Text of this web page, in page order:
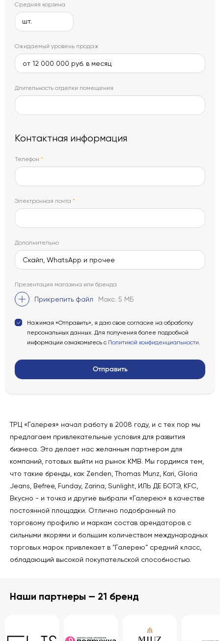
Средняя корзина
шт.
Ожидаемый уровень продаж
Длительность отделки помещения
Контактная информация
Телефон *
Электронная почта *
Дополнительно
Презентация магазина или бренда
Прикрепить файл Макс. 5 МБ
Нажимая «Отправить», я даю свое согласие на обработку
персональных данных. Для получения более подробной
информации ознакомьтесь с Политикой конфиденциальности
Отправить
ТРЦ «Галерея» начал работу в 2008 году, и с тех пор мы
предлагаем привлекательные условия для развития
бизнеса. Это делает нас желанным партнером для
компаний, готовых выйти на рынок КМВ. Мы гордимся тем,
что такие бренды, как Zenden, Thomas Munz, Kari, Gloria
Jeans, Befree, Funday, Zarina, Sunlight, ИЛЬ ДЕ БОТЭ, KFC,
Вкусно - и точка и другие выбрали «Галерею» в качестве
постоянной площадки. Отлично подобранный по
торговому профилю и маркам состав арендаторов с
сильными якорями и большим количеством международных
торговых марок привлекает в "Галерею" средний класс,
обладающий высокой покупательской способностью.
Наши партнеры — 21 бренд